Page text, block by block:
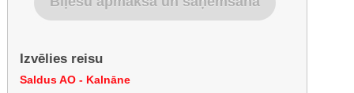
Izvēlies reisu
Saldus AO - Kalnāne